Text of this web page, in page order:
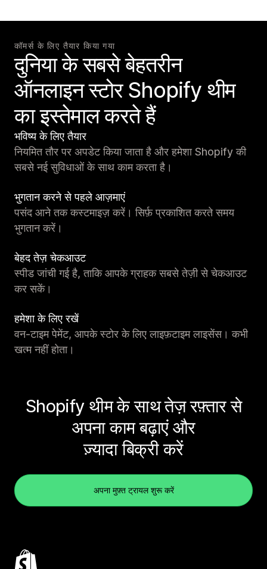
कॉमर्स के लिए तैयार किया गया
दुनिया के सबसे बेहतरीन
ऑनलाइन स्टोर Shopify थीम
का इस्तेमाल करते हैं
भविष्य के लिए तैयार
नियमित तौर पर अपडेट किया जाता है और हमेशा Shopify की
सबसे नई सुविधाओं के साथ काम करता है।
भुगतान करने से पहले आज़माएं
पसंद आने तक कस्टमाइज़ करें। सिर्फ़ प्रकाशित करते समय
भुगतान करें।
बेहद तेज़ चेकआउट
स्पीड जांची गई है, ताकि आपके ग्राहक सबसे तेज़ी से चेकआउट
कर सकें।
हमेशा के लिए रखें
वन-टाइम पेमेंट, आपके स्टोर के लिए लाइफ़टाइम लाइसेंस। कभी
खत्म नहीं होता।
Shopify थीम के साथ तेज़ रफ़्तार से
अपना काम बढ़ाएं और
ज़्यादा बिक्री करें
अपना मुफ़्त ट्रायल शुरू करें